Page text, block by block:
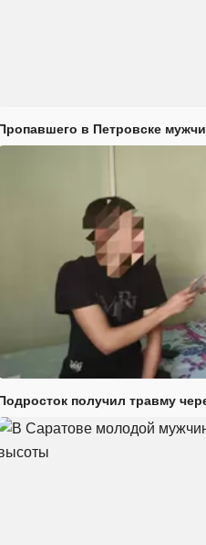
в Петровске
получил травму